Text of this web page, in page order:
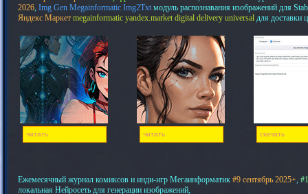
2026, Img Gen Megainformatic Img2Txt модуль распознавания изображений для
Яндекс Маркет megainformatic yandex.market digital delivery universal для доставки
читать читать скачать
Ежемесячный журнал комиксов и инди-игр Мегаинформатик #9 сентябрь 2025+,
локальная Нейросеть для генерации изображений,